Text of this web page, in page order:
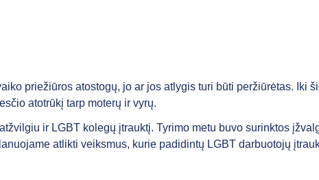
priežiūros atostogų, jo ar jos atlygis turi būti peržiūrėtas. Iki
atotrūkį tarp moterų ir vyrų.
ir LGBT kolegų įtrauktį. Tyrimo metu buvo surinktos
atlikti veiksmus, kurie padidintų LGBT darbuotojų